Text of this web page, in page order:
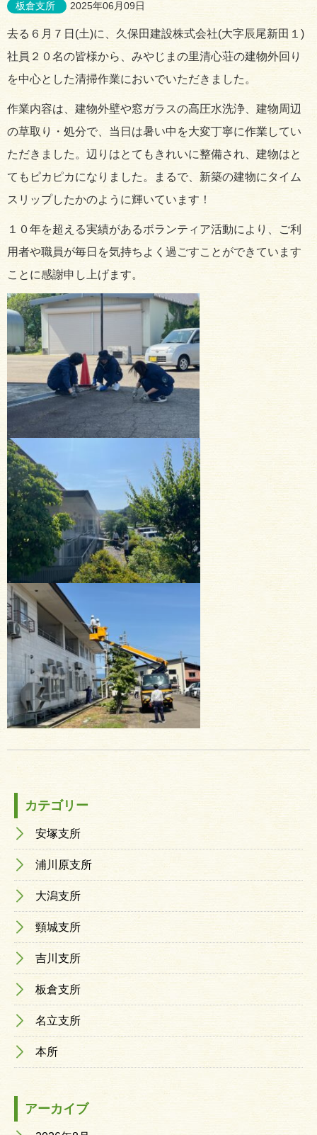
板倉支所 2025年06月09日
去る６月７日(土)に、久保田建設株式会社(大字辰尾新田１)
社員２０名の皆様から、みやじまの里清心荘の建物外回り
を中心とした清掃作業においでいただきました。
作業内容は、建物外壁や窓ガラスの高圧水洗浄、建物周辺
の草取り・処分で、当日は暑い中を大変丁寧に作業してい
ただきました。辺りはとてもきれいに整備され、建物はと
てもピカピカになりました。まるで、新築の建物にタイム
スリップしたかのように輝いています！
１０年を超える実績があるボランティア活動により、ご利
用者や職員が毎日を気持ちよく過ごすことができています
ことに感謝申し上げます。
カテゴリー
安塚支所
浦川原支所
大潟支所
頸城支所
吉川支所
板倉支所
名立支所
本所
アーカイブ